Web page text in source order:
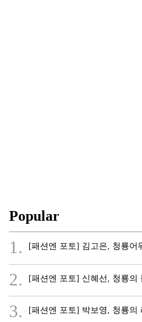
Popular
1. [패션엔 포토] 김고은, 청룡어
2. [패션엔 포토] 신혜선, 청룡의
3. [패션엔 포토] 박보영, 청룡의